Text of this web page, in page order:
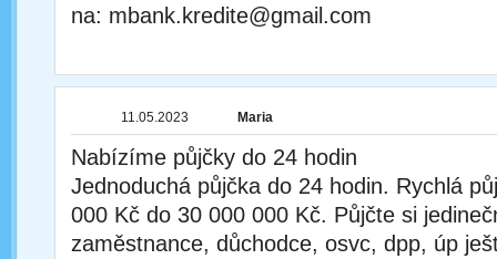
na: mbank.kredite@gmail.com
11.05.2023 Maria
Nabízíme půjčky do 24 hodin
Jednoduchá půjčka do 24 hodin. Rychlá
000 Kč do 30 000 000 Kč. Půjčte si
zaměstnance, důchodce, osvc, dpp, úp